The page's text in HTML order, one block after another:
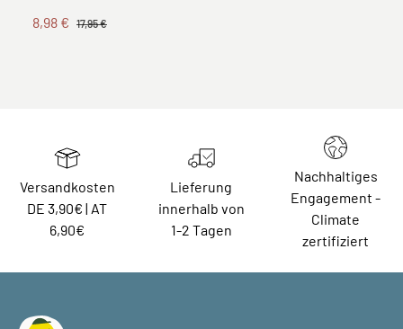
8,98 € 17,95 €
Versandkosten
DE 3,90€ | AT
6,90€
Lieferung
innerhalb von
1-2 Tagen
Nachhaltiges
Engagement -
Climate
zertifiziert